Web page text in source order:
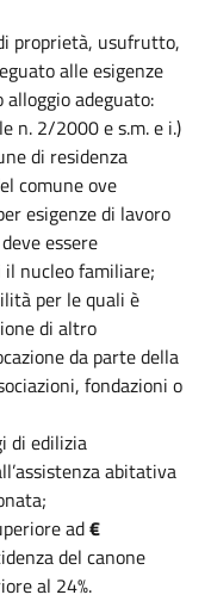
proprietà, usufrutto,
alle esigenze
adeguato:
n. 2/2000 e s.m. e i.)
di residenza
comune ove
esigenze di lavoro
essere
nucleo familiare;
per le quali è
di altro
da parte della
fondazioni o
di edilizia
abitativa
ad€
del canone
al 24%.